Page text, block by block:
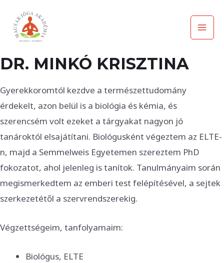
content
DR. MINKÓ KRISZTINA
Gyerekkoromtól kezdve a természettudomány
érdekelt, azon belül is a biológia és kémia, és
szerencsém volt ezeket a tárgyakat nagyon jó
tanároktól elsajátítani. Biológusként végeztem az ELTE-
n, majd a Semmelweis Egyetemen szereztem PhD
fokozatot, ahol jelenleg is tanítok. Tanulmányaim során
megismerkedtem az emberi test felépítésével, a sejtek
szerkezetétől a szervrendszerekig.
Végzettségeim, tanfolyamaim:
Biológus, ELTE